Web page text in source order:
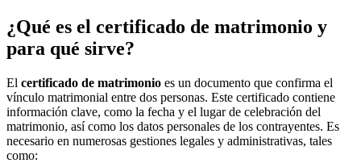
¿Qué es el certificado de matrimonio y
para qué sirve?
El certificado de matrimonio es un documento que confirma el
vínculo matrimonial entre dos personas. Este certificado contiene
información clave, como la fecha y el lugar de celebración del
matrimonio, así como los datos personales de los contrayentes. Es
necesario en numerosas gestiones legales y administrativas, tales
como: